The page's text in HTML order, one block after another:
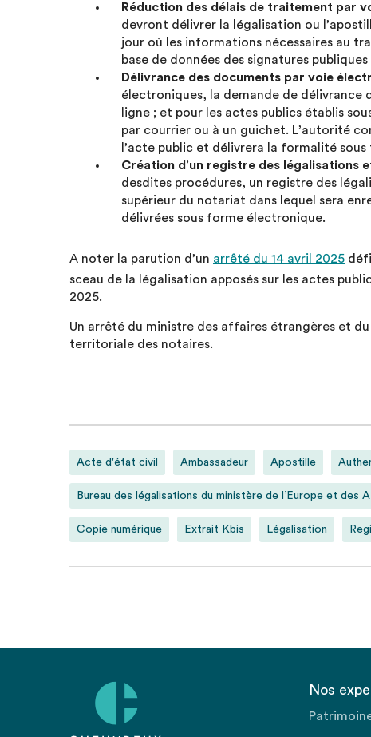
Réduction des délais de traitement par
devront délivrer la légalisation ou
jour où les informations nécessaires au
base de données des signatures publiques
Délivrance des documents par voie
électroniques, la demande de délivrance
ligne ; et pour les actes publics établis
par courrier ou à un guichet. L’autorité
l’acte public et délivrera la formalité
Création d’un registre des légalisations
desdites procédures, un registre des
supérieur du notariat dans lequel sera
délivrées sous forme électronique.
A noter la parution d’un arrêté du 14 avril 2025
sceau de la légalisation apposés sur les actes
2025.
Un arrêté du ministre des affaires étrangères et
territoriale des notaires.
Acte d'état civil Ambassadeur Apostille
Bureau des légalisations du ministère de l’Europe et des
Copie numérique Extrait Kbis Légalisation
Nos